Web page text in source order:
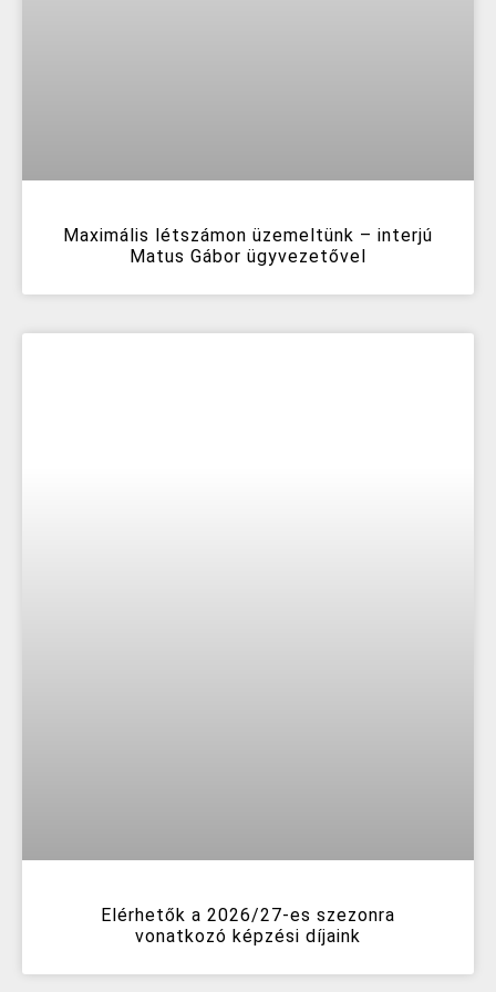
Maximális létszámon üzemeltünk – interjú
Matus Gábor ügyvezetővel
Elérhetők a 2026/27-es szezonra
vonatkozó képzési díjaink